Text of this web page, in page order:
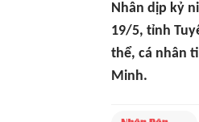
Nhân dịp kỷ
19/5, tỉnh
thể, cá nhân
Minh.